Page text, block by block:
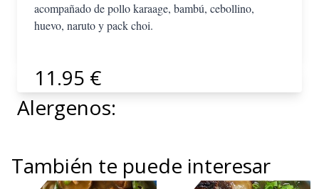
acompañado de pollo karaage, bambú, cebollino,
huevo, naruto y pack choi.
11.95 €
Alergenos:
También te puede interesar